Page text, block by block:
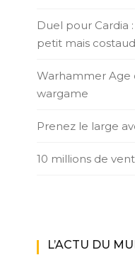
Duel pour Cardia
petit mais costaud
Warhammer Age
wargame
Prenez le large
10 millions de
L’ACTU DU